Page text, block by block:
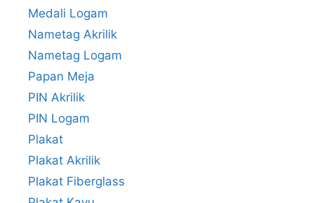
Medali Logam
Nametag Akrilik
Nametag Logam
Papan Meja
PIN Akrilik
PIN Logam
Plakat
Plakat Akrilik
Plakat Fiberglass